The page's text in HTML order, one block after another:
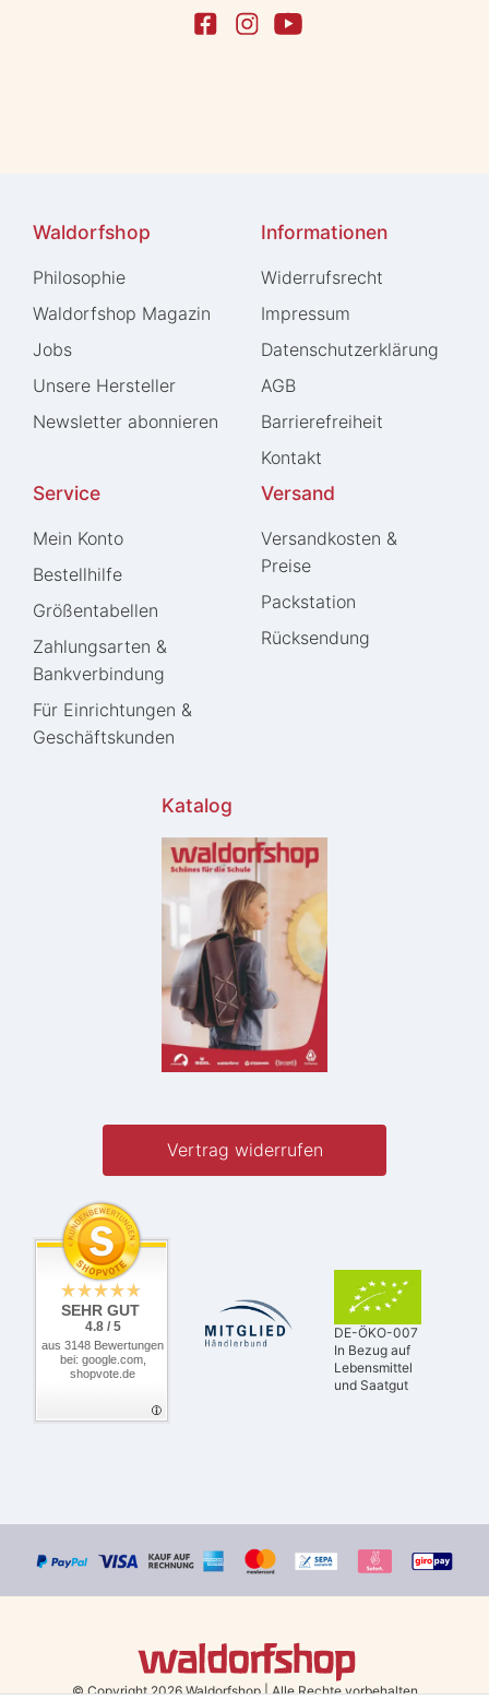
Waldorfshop
Philosophie
Waldorfshop Magazin
Jobs
Unsere Hersteller
Newsletter abonnieren
Informationen
Widerrufs­recht
Impressum
Daten­schutz­erklärung
AGB
Barrierefreiheit
Kontakt
Service
Mein Konto
Bestellhilfe
Größentabellen
Zahlungsarten &
Bankverbindung
Für Einrichtungen &
Geschäftskunden
Versand
Versandkosten &
Preise
Packstation
Rücksendung
Katalog
Vertrag widerrufen
SEHR GUT
4.8 / 5
aus 3148 Bewertungen
bei: google.com,
shopvote.de
DE-ÖKO-007
In Bezug auf
Lebensmittel
und Saatgut
© Copyright 2026 Waldorfshop|Alle Rechte vorbehalten.